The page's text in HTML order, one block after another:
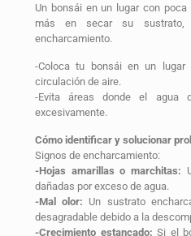
Un bonsái en un lugar con
más en secar su sustrato,
encharcamiento.
-Coloca tu bonsái en un lugar
circulación de aire.
-Evita áreas donde el agua
excesivamente.
Cómo identificar y solucionar
Signos de encharcamiento:
-Hojas amarillas o marchitas:
dañadas por exceso de agua.
-Mal olor: Un sustrato
desagradable debido a la
-Crecimiento estancado: Si el